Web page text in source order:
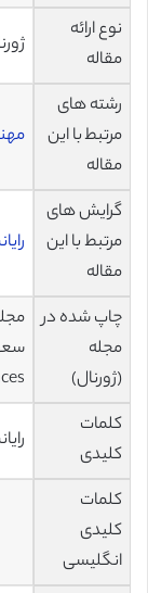
نوع ارائه
مقاله
رشته های
مرتبط با این
مقاله
گرایش های
مرتبط با این
مقاله
چاپ شده در
مجله
(ژورنال)
کلمات
کلیدی
کلمات
کلیدی
انگلیسی